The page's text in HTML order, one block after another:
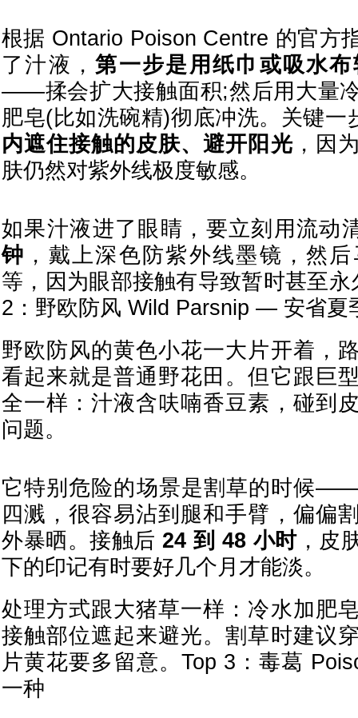
根据 Ontario Poison Centre 的官方
了汁液，第一步是用纸巾或吸水
——揉会扩大接触面积;然后用大量
肥皂(比如洗碗精)彻底冲洗。关键
内遮住接触的皮肤、避开阳光 ，因
肤仍然对紫外线极度敏感。
如果汁液进了眼睛，要立刻用流动
钟 ，戴上深色防紫外线墨镜，然
等，因为眼部接触有导致暂时甚至
2：野欧防风 Wild Parsnip — 安省夏
野欧防风的黄色小花一大片开着，
看起来就是普通野花田。但它跟巨
全一样：汁液含呋喃香豆素，碰到
问题。
它特别危险的场景是割草的时候
四溅，很容易沾到腿和手臂，偏偏
外暴晒。接触后 24 到 48 小时，皮
下的印记有时要好几个月才能淡。
处理方式跟大猪草一样：冷水加肥
接触部位遮起来避光。割草时建议
片黄花要多留意。Top 3：毒葛
一种